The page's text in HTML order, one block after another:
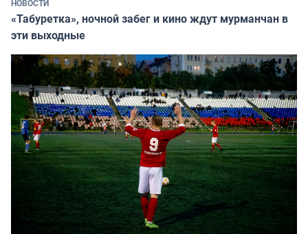
НОВОСТИ
«Табуретка», ночной забег и кино ждут мурманчан в
эти выходные